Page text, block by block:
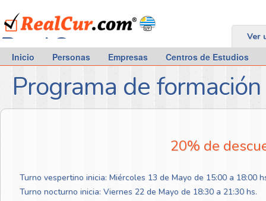
RealCur.com Ver
Inicio Personas Empresas Centros de Estudios
Programa de
20% de
Turno vespertino inicia: Miércoles 13 de Mayo de 15:00 a 18:00
Turno nocturno inicia: Viernes 22 de Mayo de 18:30 a 21:30 hs.